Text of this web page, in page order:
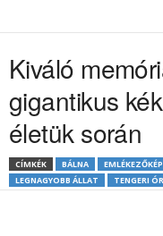
Kiváló
gigantikus
életük során
CÍMKÉK BÁLNA
LEGNAGYOBB ÁLLAT
TENGERI